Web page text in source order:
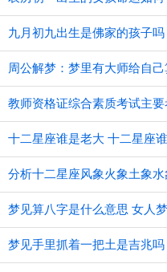
九月初九出生是佛家的孩子
周公解梦：梦里有大师给自
教师资格证综合素质考试主要
十二星座谁是老大 十二星座
分析十二星座风象火象土象
梦见算八字是什么意思 女人
梦见手里抓着一把土是吉兆吗